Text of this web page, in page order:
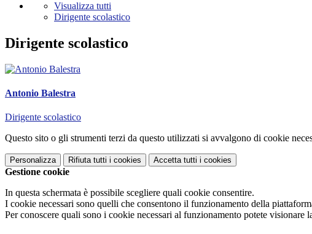
Visualizza tutti
Dirigente scolastico
Dirigente scolastico
Antonio Balestra
Dirigente scolastico
Questo sito o gli strumenti terzi da questo utilizzati si avvalgono di cookie
Personalizza Rifiuta tutti i cookies Accetta tutti i cookies
Gestione cookie
In questa schermata è possibile scegliere quali cookie consentire.
I cookie necessari sono quelli che consentono il funzionamento della
Per conoscere quali sono i cookie necessari al funzionamento potete visionare